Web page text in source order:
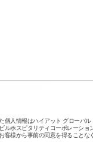
個人情報はハイアット グローバ
ルホスピタリティコーポレーショ
客様から事前の同意を得ることな